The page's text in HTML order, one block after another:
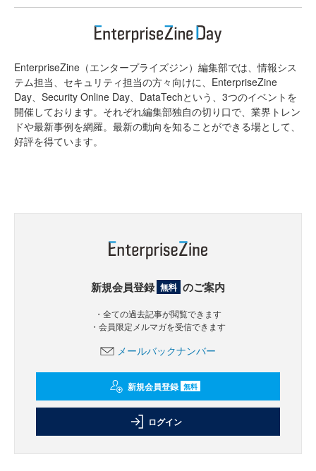
EnterpriseZine（エンタープライズジン）編集部では、情報シス
テム担当、セキュリティ担当の方々向けに、EnterpriseZine
Day、Security Online Day、DataTechという、3つのイベントを
開催しております。それぞれ編集部独自の切り口で、業界トレン
ドや最新事例を網羅。最新の動向を知ることができる場として、
好評を得ています。
新規会員登録 無料 のご案内
・全ての過去記事が閲覧できます
・会員限定メルマガを受信できます
メールバックナンバー
新規会員登録 無料
ログイン